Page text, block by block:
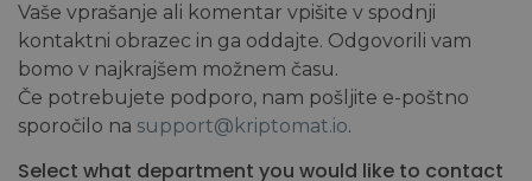
Največji dobitniki in poraženci
Poiščite naložbene priložnosti
Nedavno dodani
Na novo dodane kriptovalute
Kaj če bi kupil 100 EUR…
Kupi & Prodaj kripto
Kupite več kot 300 kriptovalut
Menjaj Kripto
Vaše vprašanje ali komentar vpišite v spodnji
kontaktni obrazec in ga oddajte. Odgovorili vam
bomo v najkrajšem možnem času.
Če potrebujete podporo, nam pošljite e-poštno
sporočilo na support@kriptomat.io.
Select what department you would like to contact